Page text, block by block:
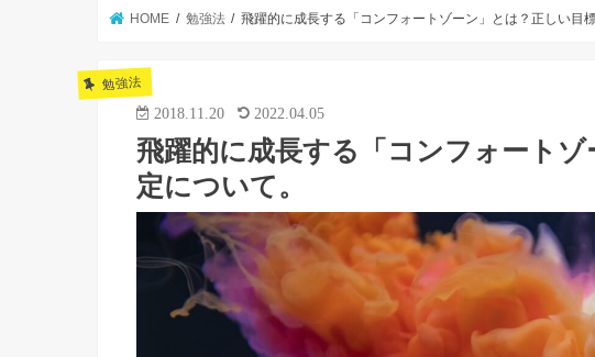
HOME 勉強法 飛躍的に成長する「コンフォートゾーン」とは？正しい目
勉強法
2018.11.20 2022.04.05
飛躍的に成長する「コンフォート
定について。